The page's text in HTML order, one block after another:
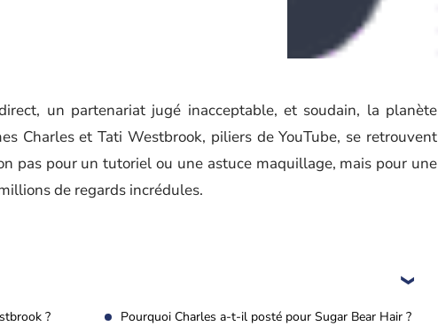
un partenariat jugé inacceptable, et soudain, la planète
Charles et Tati Westbrook, piliers de YouTube, se retrouvent
pas pour un tutoriel ou une astuce maquillage, mais pour une
de regards incrédules.
?
Pourquoi Charles a-t-il posté pour Sugar Bear Hair ?